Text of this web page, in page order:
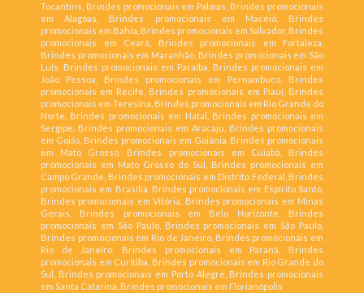
Tocantins, Brindes promocionais em Palmas, Brindes promocionais
em Alagoas, Brindes promocionais em Maceió, Brindes
promocionais em Bahia, Brindes promocionais em Salvador, Brindes
promocionais em Ceará, Brindes promocionais em Fortaleza,
Brindes promocionais em Maranhão, Brindes promocionais em São
Luís, Brindes promocionais em Paraíba, Brindes promocionais em
João Pessoa, Brindes promocionais em Pernambuco, Brindes
promocionais em Recife, Brindes promocionais em Piauí, Brindes
promocionais em Teresina, Brindes promocionais em Rio Grande do
Norte, Brindes promocionais em Natal, Brindes promocionais em
Sergipe, Brindes promocionais em Aracaju, Brindes promocionais
em Goiás, Brindes promocionais em Goiânia, Brindes promocionais
em Mato Grosso, Brindes promocionais em Cuiabá, Brindes
promocionais em Mato Grosso do Sul, Brindes promocionais em
Campo Grande, Brindes promocionais em Distrito Federal, Brindes
promocionais em Brasília, Brindes promocionais em Espírito Santo,
Brindes promocionais em Vitória, Brindes promocionais em Minas
Gerais, Brindes promocionais em Belo Horizonte, Brindes
promocionais em São Paulo, Brindes promocionais em São Paulo,
Brindes promocionais em Rio de Janeiro, Brindes promocionais em
Rio de Janeiro, Brindes promocionais em Paraná, Brindes
promocionais em Curitiba, Brindes promocionais em Rio Grande do
Sul, Brindes promocionais em Porto Alegre, Brindes promocionais
em Santa Catarina, Brindes promocionais em Florianópolis